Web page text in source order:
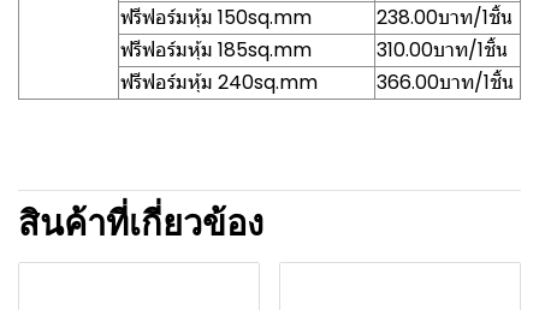
ฟรีฟอร์มหุ้ม 150sq.mm
238.00บาท/1ชิ้น
ฟรีฟอร์มหุ้ม 185sq.mm
310.00บาท/1ชิ้น
ฟรีฟอร์มหุ้ม 240sq.mm
366.00บาท/1ชิ้น
สินค้าที่เกี่ยวข้อง